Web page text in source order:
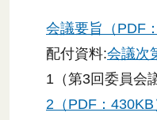
会議要旨（PDF
配付資料:会議次
1（第3回委員会
2（PDF：430KB